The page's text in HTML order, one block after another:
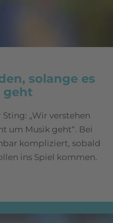
solange es
geht
„Wir verstehen
um Musik geht“. Bei
kompliziert, sobald
ins Spiel kommen.